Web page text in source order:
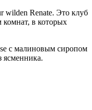
wilden Renate. Это клуб
в которых
с малиновым сиропом
ясменника.